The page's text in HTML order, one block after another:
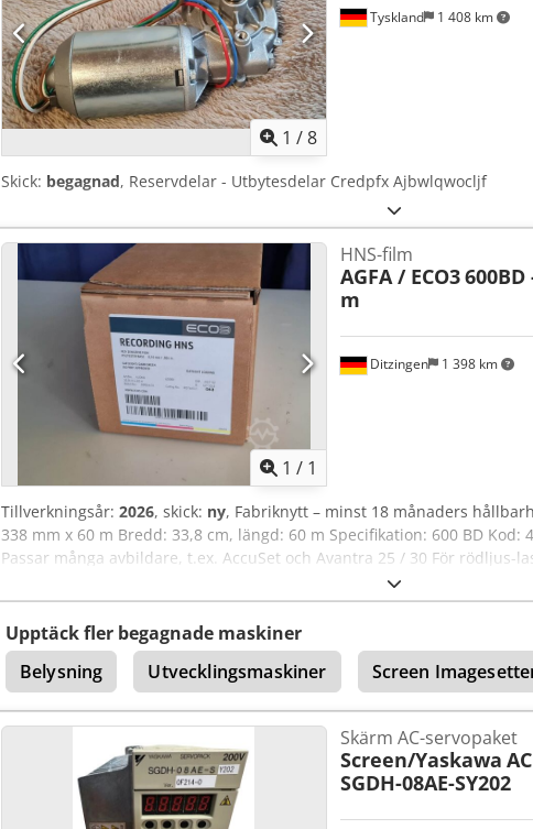
1 /8
Tyskland 1 408 km
Skick: begagnad, Reservdelar - Utbytesdelar Credpfx Ajbwlqwocljf
1 / 1
Ditzingen 1 398 km
HNS-film
AGFA / ECO3600BD
m
Tillverkningsår: 2026, skick: ny, Fabriknytt – minst 18 månaders
338 mm x 60 m Bredd: 33,8 cm, längd: 60 m Specifikation: 600 BD Kod:
Passar många avbildare, t.ex. AccuSet och Avantra 25 / 30 För rödljus-
Upptäck fler begagnade maskiner
Belysning
Utvecklingsmaskiner Screen
Skärm AC-servopaket
Screen/Yaskawa
SGDH-08AE-SY202